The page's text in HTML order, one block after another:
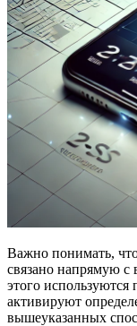
Важно понимать,
связано напрямую
этого
активируют
вышеуказанных